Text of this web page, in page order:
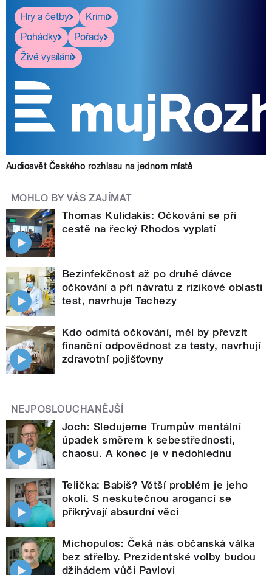
Hry a četby
Krimi
Pohádky
Pořady
Živé vysílání
Audiosvět Českého rozhlasu na jednom místě
MOHLO BY VÁS ZAJÍMAT
Thomas Kulidakis: Očkování se při
cestě na řecký Rhodos vyplatí
Bezinfekčnost až po druhé dávce
očkování a při návratu z rizikové oblasti
test, navrhuje Tachezy
Kdo odmítá očkování, měl by převzít
finanční odpovědnost za testy, navrhují
zdravotní pojišťovny
NEJPOSLOUCHANĚJŠÍ
Joch: Sledujeme Trumpův mentální
úpadek směrem k sebestřednosti,
chaosu. A konec je v nedohlednu
Telička: Babiš? Větší problém je jeho
okolí. S neskutečnou arogancí se
přikrývají absurdní věci
Michopulos: Čeká nás občanská válka
bez střelby. Prezidentské volby budou
džihádem vůči Pavlovi